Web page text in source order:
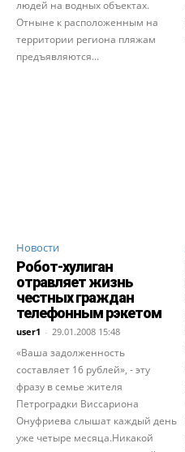
людей на водных объектах.
Отныне к расположенным на
территории региона пляжам
предъявляются...
Новости
Робот-хулиган
отравляет жизнь
честных граждан
телефонным рэкетом
user1 - 29.01.2008 15:48
«Ваша задолженность
составляет 16 рублей», - эту
фразу в семье жителя
Петроградки Виссариона
Онуфриева слышат каждый день
уже четыре месяца.Никакой